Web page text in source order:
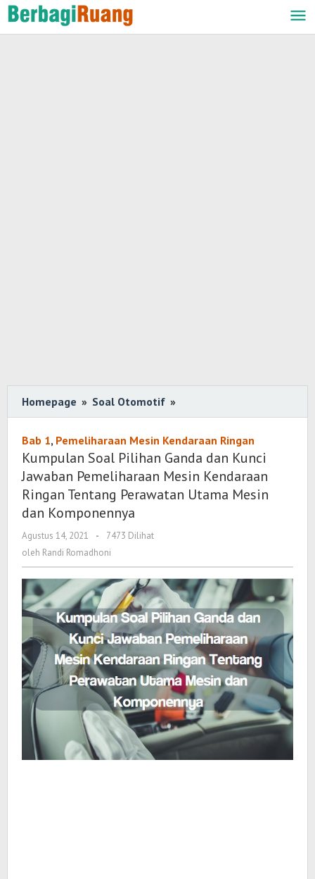
Lewati
ke
Homepage » Soal Otomotif »
Soal
Pilihan
Ganda
dan
Kunci
Jawaban
Ringan
Tentang
Perawatan
Utama
Mesin
dan
Komponennya
Bab 1, Pemeliharaan Mesin Kendaraan Ringan
Kumpulan Soal Pilihan Ganda dan Kunci
Jawaban Pemeliharaan Mesin Kendaraan
Ringan Tentang Perawatan Utama Mesin
dan Komponennya
Agustus 14, 2021
oleh
Randi
-
7473 Dilihat
oleh Randi Romadhoni